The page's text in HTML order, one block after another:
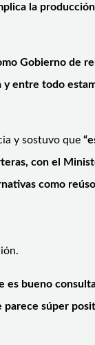
la
Gobierno de
entre todo
y sostuvo que
con el
como reúso
es bueno
súper